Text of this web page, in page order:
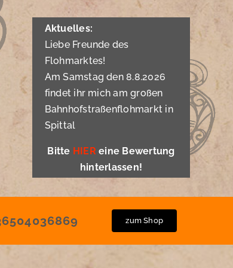
Aktuelles:
Liebe Freunde des
Flohmarktes!
Am Samstag den 8.8.2026
findet ihr mich am großen
Bahnhofstraßenflohmarkt in
Spittal
Bitte HIER eine Bewertung
hinterlassen!
zum Shop